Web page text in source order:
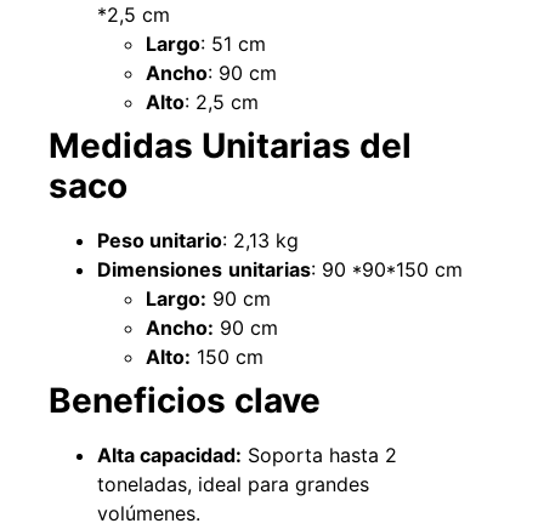
*2,5 cm
Largo: 51 cm
Ancho: 90 cm
Alto: 2,5 cm
Medidas Unitarias del
saco
Peso unitario: 2,13 kg
Dimensiones unitarias: 90 *90*150 cm
Largo: 90 cm
Ancho: 90 cm
Alto: 150 cm
Beneficios clave
Alta capacidad: Soporta hasta 2
toneladas, ideal para grandes
volúmenes.